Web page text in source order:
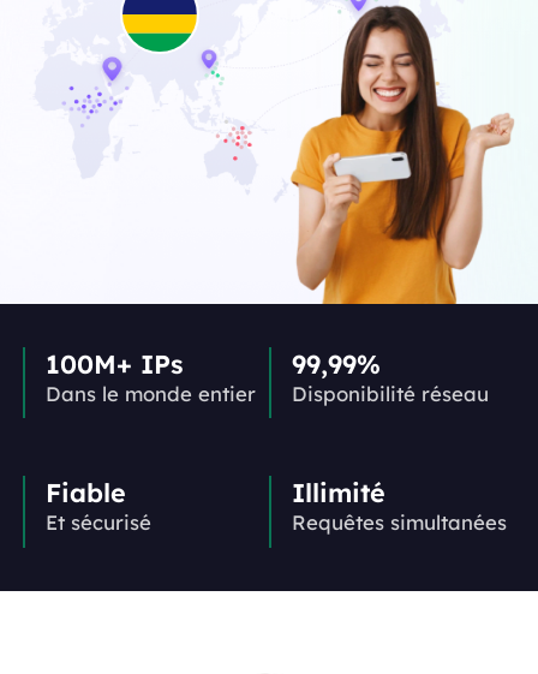
100M+ IPs
Dans le monde entier
99,99%
Disponibilité réseau
Fiable
Et sécurisé
Illimité
Requêtes simultanées